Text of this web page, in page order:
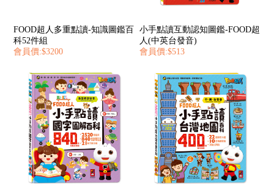
FOOD超人多重點讀-知識圖鑑百
科52件組
會員價:$3200
小手點讀互動認知圖鑑-FOOD超
人(中英台發音)
會員價:$513